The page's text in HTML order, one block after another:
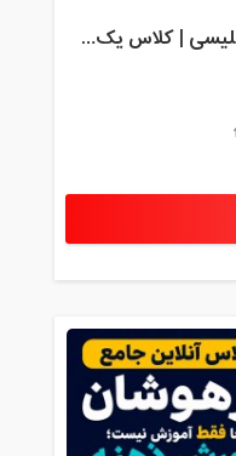
رزرو استاد خصوصی زبان انگلیسی | کلاس یک‌نفره با زهرا اسفندیاری + مشاوره رایگان